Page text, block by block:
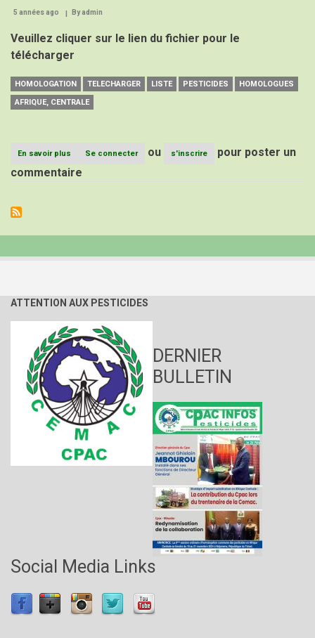
5 années ago Byadmin
Veuillez cliquer sur le lien du fichier pour le
télécharger
HOMOLOGATION TELECHARGER LISTE PESTICIDES
HOMOLOGUES
AFRIQUE, CENTRALE
En savoir plus
Liste
des
Centrale
Se connecter ou s'inscrire
pour poster un
commentaire
ATTENTION AUX PESTICIDES
DERNIER
BULLETIN
Social Media Links